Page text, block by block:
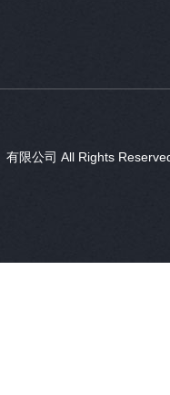
有限公司 All Rights